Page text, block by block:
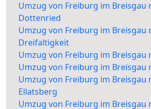
Umzug von Freiburg im Breisgau
Dottenried
Umzug von Freiburg im Breisgau
Dreifaltigkeit
Umzug von Freiburg im Breisgau
Umzug von Freiburg im Breisgau
Umzug von Freiburg im Breisgau
Ellatsberg
Umzug von Freiburg im Breisgau